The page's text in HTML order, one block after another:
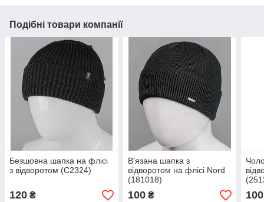
Подібні товари компанії
Безшовна шапка на флісі
з відворотом (С2324)
120 ₴
В'язана шапка з
відворотом на флісі Nord
(181018)
100₴ 100